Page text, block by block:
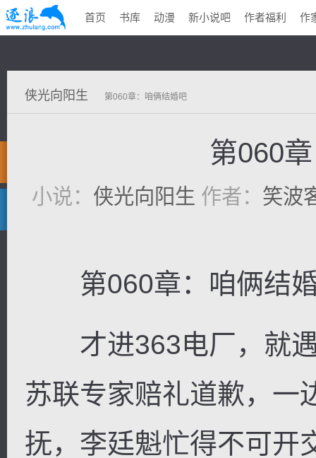
首页 书库 动漫 新小说吧 作者福利 作
侠光向阳生 第060章：咱俩结婚吧
第060
小说： 侠光向阳生 作者： 笑波
第060章：咱俩结
才进363电厂，就遇
苏联专家赔礼道歉，一
抚，李廷魁忙得不可开